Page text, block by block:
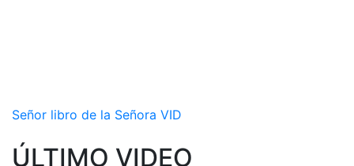
Señor libro de la Señora VID
ÚLTIMO VIDEO